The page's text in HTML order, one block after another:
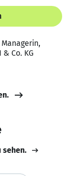
& Co. KG
sehen.